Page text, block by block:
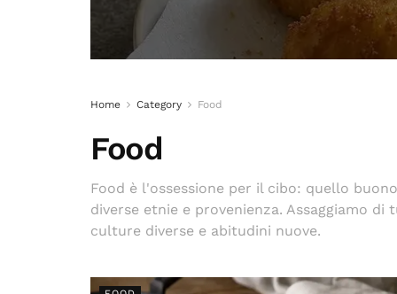
Home Category Food
Food
Food è l'ossessione per il cibo: quello
diverse etnie e provenienza. Assaggiamo
culture diverse e abitudini nuove.